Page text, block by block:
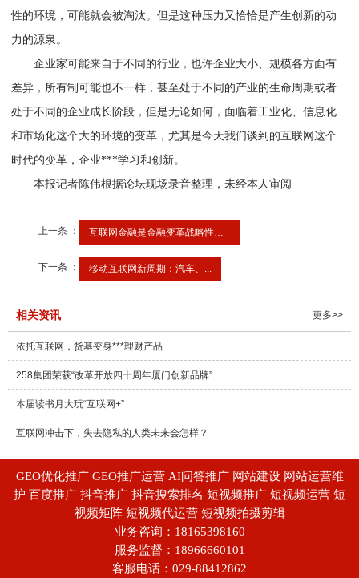
性的环境，可能就会被淘汰。但是这种压力又恰恰是产生创新的动
力的源泉。
企业家可能来自于不同的行业，也许企业大小、规模各方面有
差异，所有制可能也不一样，甚至处于不同的产业的生命周期或者
处于不同的企业成长阶段，但是无论如何，面临着工业化、信息化
和市场化这个大的环境的变革，尤其是今天我们谈到的互联网这个
时代的变革，企业***学习和创新。
本报记者陈伟根据论坛现场录音整理，未经本人审阅
上一条 ： 互联网金融是金融变革战略性力量
下一条 ： 移动互联网新周期：汽车、...
相关资讯 更多>>
依托互联网，货基变身***理财产品
258集团荣获“改革开放四十周年厦门创新品牌”
本届读书月大玩“互联网+”
互联网冲击下，失去隐私的人类未来会怎样？
GEO优化推广 GEO推广运营 AI问答推广 网站建设 网站运营维
护 百度推广 抖音推广 抖音搜索排名 短视频推广 短视频运营 短
视频矩阵 短视频代运营 短视频拍摄剪辑
业务咨询：18165398160
服务监督：18966660101
客服电话：029-88412862